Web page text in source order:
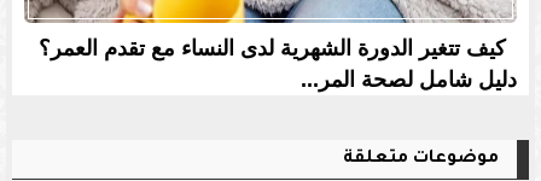
كيف تتغير الدورة الشهرية لدى النساء مع تقدم العمر؟
دليل شامل لصحة المر...
موضوعات متعلقة